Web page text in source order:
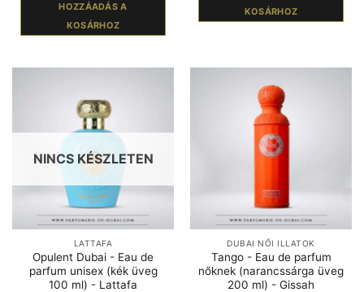
HOZZÁADÁS A
KOSÁRHOZ
KOSÁRHOZ
NINCS KÉSZLETEN
LATTAFA
Opulent Dubai - Eau de
parfum unisex (kék üveg
100 ml) - Lattafa
DUBAI NŐI ILLATOK
Tango - Eau de parfum
nőknek (narancssárga üveg
200 ml) - Gissah